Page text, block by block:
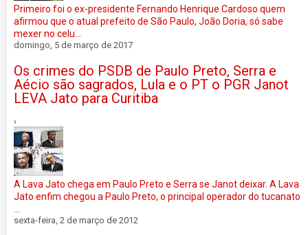
Primeiro foi o ex-presidente Fernando Henrique Cardoso quem
afirmou que o atual prefeito de São Paulo, João Doria, só sabe
mexer no celu...
domingo, 5 de março de 2017
Os crimes do PSDB de Paulo Preto, Serra e
Aécio são sagrados, Lula e o PT o PGR Janot
LEVA Jato para Curitiba
›
A Lava Jato chega em Paulo Preto e Serra se Janot deixar. A Lava
Jato enfim chegou a Paulo Preto, o principal operador do tucanato
sexta-feira, 2 de março de 2012